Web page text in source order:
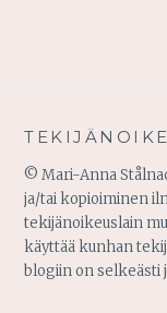
© Mari-Anna
ja/tai kopioiminen
tekijänoikeuslain
käyttää kunhan
blogiin on selkeästi